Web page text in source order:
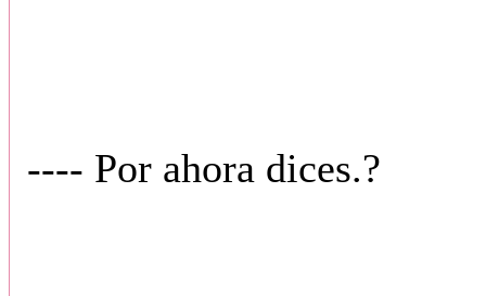
---- Por ahora dices.?